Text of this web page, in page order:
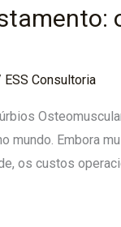
ESS Consultoria
mundo. Embora
os custos